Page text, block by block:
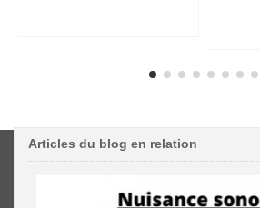
Articles du blog en relation